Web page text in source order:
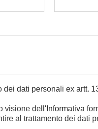
dei dati personali ex artt.
visione dell' Informativa
al trattamento dei dati